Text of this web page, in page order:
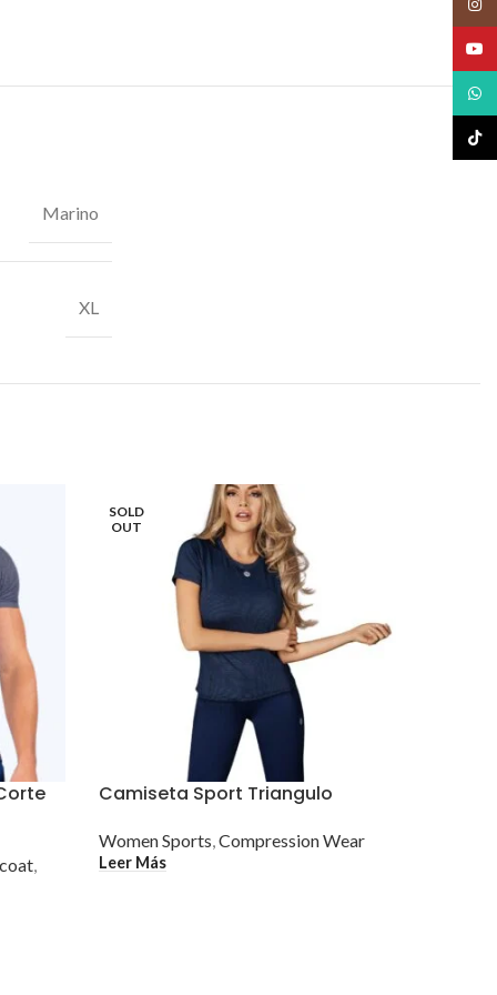
Marino
XL
SOLD
OUT
Camiseta Sport Triangulo
Women Sports Compression Wear
Leer Más